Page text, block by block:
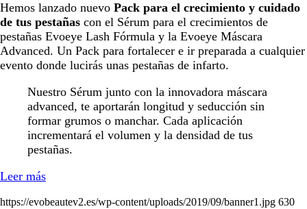
Hemos lanzado nuevo Pack para el crecimiento y cuidado
de tus pestañas con el Sérum para el crecimientos de
pestañas Evoeye Lash Fórmula y la Evoeye Máscara
Advanced. Un Pack para fortalecer e ir preparada a cualquier
evento donde lucirás unas pestañas de infarto.
Nuestro Sérum junto con la innovadora máscara
advanced, te aportarán longitud y seducción sin
formar grumos o manchar. Cada aplicación
incrementará el volumen y la densidad de tus
pestañas.
Leer más
https://evobeautev2.es/wp-content/uploads/2019/09/banner1.jpg 630